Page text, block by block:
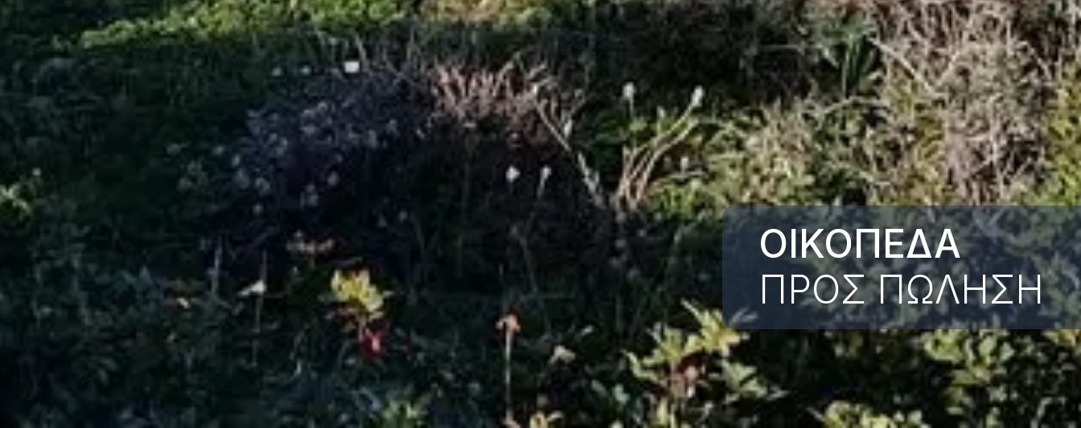
ΟΙΚΟΠΕΔΑ
ΠΡΟΣ ΠΩΛΗΣΗ